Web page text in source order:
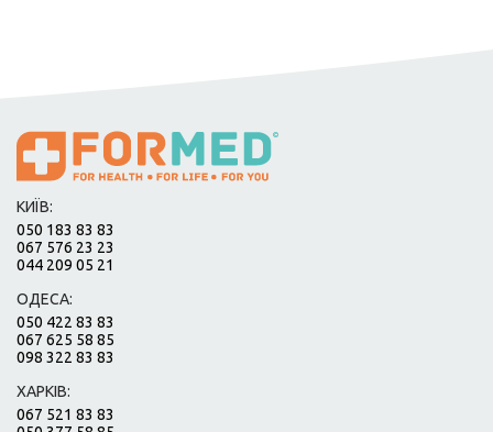
КИЇВ:
050 183 83 83
067 576 23 23
044 209 05 21
ОДЕСА:
050 422 83 83
067 625 58 85
098 322 83 83
ХАРКІВ:
067 521 83 83